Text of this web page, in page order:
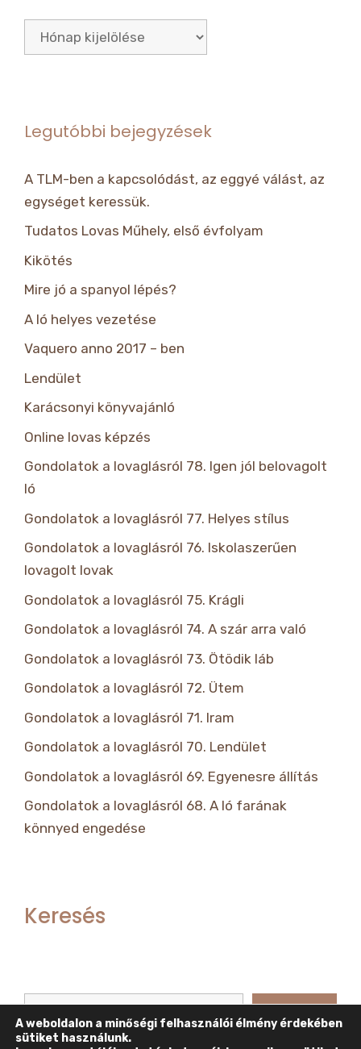
Archívum
Legutóbbi bejegyzések
A TLM-ben a kapcsolódást, az eggyé válást, az
egységet keressük.
Tudatos Lovas Műhely, első évfolyam
Kikötés
Mire jó a spanyol lépés?
A ló helyes vezetése
Vaquero anno 2017 – ben
Lendület
Karácsonyi könyvajánló
Online lovas képzés
Gondolatok a lovaglásról 78. Igen jól belovagolt
ló
Gondolatok a lovaglásról 77. Helyes stílus
Gondolatok a lovaglásról 76. Iskolaszerűen
lovagolt lovak
Gondolatok a lovaglásról 75. Krágli
Gondolatok a lovaglásról 74. A szár arra való
Gondolatok a lovaglásról 73. Ötödik láb
Gondolatok a lovaglásról 72. Ütem
Gondolatok a lovaglásról 71. Iram
Gondolatok a lovaglásról 70. Lendület
Gondolatok a lovaglásról 69. Egyenesre állítás
Gondolatok a lovaglásról 68. A ló farának
könnyed engedése
Keresés
Keresés
A weboldalon a minőségi felhasználói élmény érdekében
sütiket használunk.